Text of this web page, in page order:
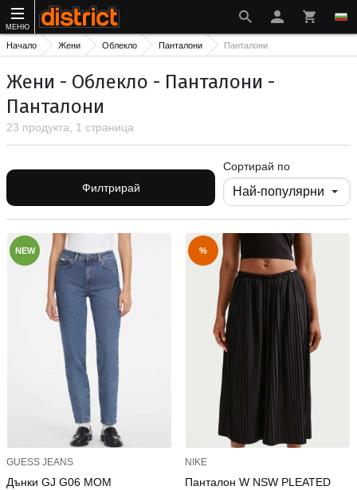
МЕНЮ
Начало Жени Облекло Панталони Панталони
Жени - Облекло - Панталони -
Панталони
23 продукта, 1 страница
Филтрирай
Сортирай по
NEW
GUESS JEANS
Дънки GJ G06 MOM
%
NIKE
Панталон W NSW PLEATED